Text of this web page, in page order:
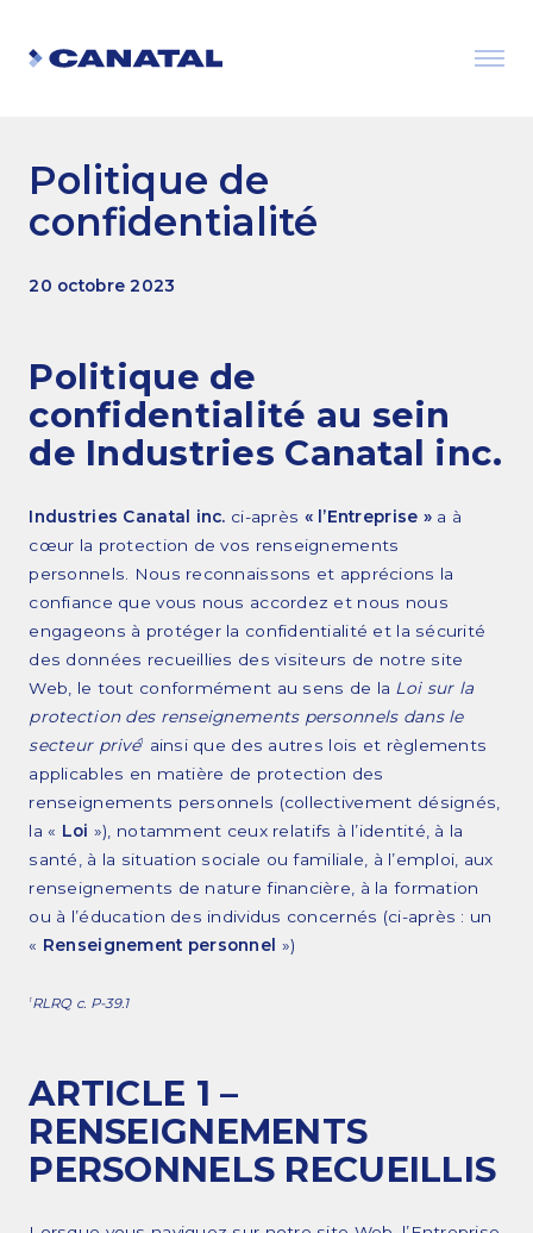
Choisir Canatal
Certifications
Engagement et valeurs
Survol des services
Ingénierie
Dessin et modélisation 3D
Fabrication
Politique de
confidentialité
20 octobre 2023
Politique de
confidentialité au sein
de Industries Canatal inc.
Industries Canatal inc. ci-après « l’Entreprise »a à
cœur la protection de vos renseignements
personnels. Nous reconnaissons et apprécions la
confiance que vous nous accordez et nous nous
engageons à protéger la confidentialité et la sécurité
des données recueillies des visiteurs de notre site
Web, le tout conformément au sens de la Loi sur la
protection des renseignements personnels dans le
secteur privé1
ainsi que des autres lois et règlements
applicables en matière de protection des
renseignements personnels (collectivement désignés,
la « Loi »), notamment ceux relatifs à l’identité, à la
santé, à la situation sociale ou familiale, à l’emploi, aux
renseignements de nature financière, à la formation
ou à l’éducation des individus concernés (ci-après : un
« Renseignement personnel »)
1RLRQ c. P-39.1
ARTICLE 1 –
RENSEIGNEMENTS
PERSONNELS RECUEILLIS